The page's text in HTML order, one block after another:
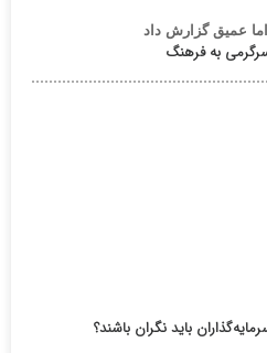
اما عمیق گزارش داد
سرگرمی به فرهنگ
باید نگران باشند؟